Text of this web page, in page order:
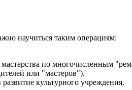
научиться таким операциям:
по многочисленным
или "мастеров").
культурного учреждения.